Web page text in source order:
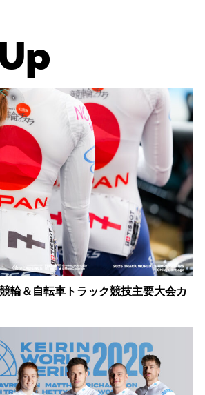
輪＆自転車トラック競技主要大会カ